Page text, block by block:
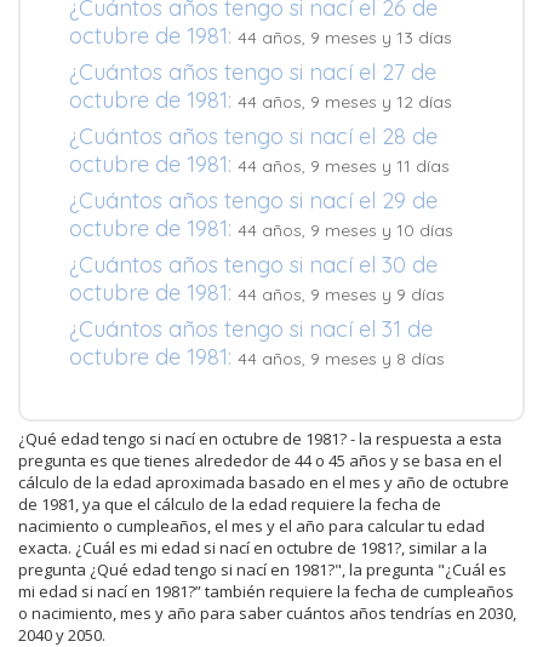
¿Cuántos años tengo si nací el 26 de
octubre de 1981: 44 años, 9 meses y 13 días
¿Cuántos años tengo si nací el 27 de
octubre de 1981: 44 años, 9 meses y 12 días
¿Cuántos años tengo si nací el 28 de
octubre de 1981: 44 años, 9 meses y 11 días
¿Cuántos años tengo si nací el 29 de
octubre de 1981: 44 años, 9 meses y 10 días
¿Cuántos años tengo si nací el 30 de
octubre de 1981: 44 años, 9 meses y 9 días
¿Cuántos años tengo si nací el 31 de
octubre de 1981: 44 años, 9 meses y 8 días
¿Qué edad tengo si nací en octubre de 1981? - la respuesta a esta
pregunta es que tienes alrededor de 44 o 45 años y se basa en el
cálculo de la edad aproximada basado en el mes y año de octubre
de 1981, ya que el cálculo de la edad requiere la fecha de
nacimiento o cumpleaños, el mes y el año para calcular tu edad
exacta. ¿Cuál es mi edad si nací en octubre de 1981?, similar a la
pregunta ¿Qué edad tengo si nací en 1981?", la pregunta "¿Cuál es
mi edad si nací en 1981?” también requiere la fecha de cumpleaños
o nacimiento, mes y año para saber cuántos años tendrías en 2030,
2040 y 2050.